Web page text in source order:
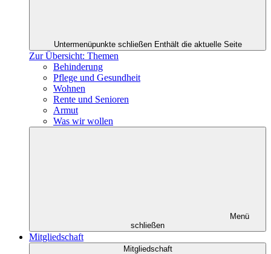
Untermenüpunkte schließen Enthält die aktuelle Seite
Zur Übersicht: Themen
Behinderung
Pflege und Gesundheit
Wohnen
Rente und Senioren
Armut
Was wir wollen
Menü
schließen
Mitgliedschaft
Mitgliedschaft